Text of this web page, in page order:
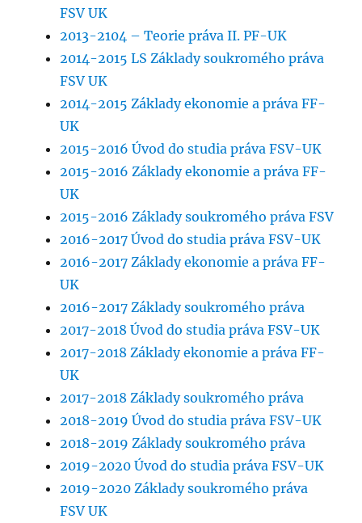
FSV UK
2013-2104 – Teorie práva II. PF-UK
2014-2015 LS Základy soukromého práva
FSV UK
2014-2015 Základy ekonomie a práva FF-
UK
2015-2016 Úvod do studia práva FSV-UK
2015-2016 Základy ekonomie a práva FF-
UK
2015-2016 Základy soukromého práva FSV
2016-2017 Úvod do studia práva FSV-UK
2016-2017 Základy ekonomie a práva FF-
UK
2016-2017 Základy soukromého práva
2017-2018 Úvod do studia práva FSV-UK
2017-2018 Základy ekonomie a práva FF-
UK
2017-2018 Základy soukromého práva
2018-2019 Úvod do studia práva FSV-UK
2018-2019 Základy soukromého práva
2019-2020 Úvod do studia práva FSV-UK
2019-2020 Základy soukromého práva
FSV UK